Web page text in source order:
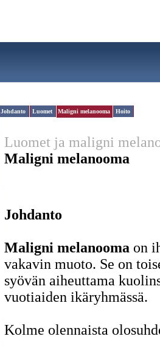
Johdanto Luomet Maligni melanooma Hoito
Luomet ja maligni
Maligni melanooma
Johdanto
Maligni melanooma on
vakavin muoto. Se on
syövän aiheuttama
vuotiaiden ikäryhmässä.
Kolme olennaista